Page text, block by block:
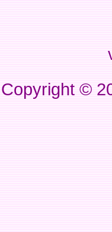
Copyright ©